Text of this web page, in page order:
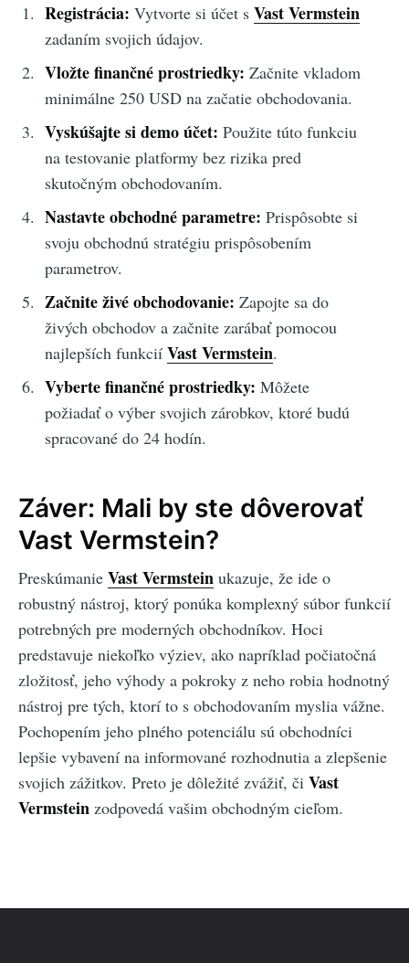
Registrácia: Vytvorte si účet s Vast Vermstein
zadaním svojich údajov.
Vložte finančné prostriedky: Začnite vkladom
minimálne 250 USD na začatie obchodovania.
Vyskúšajte si demo účet: Použite túto funkciu
na testovanie platformy bez rizika pred
skutočným obchodovaním.
Nastavte obchodné parametre: Prispôsobte si
svoju obchodnú stratégiu prispôsobením
parametrov.
Začnite živé obchodovanie: Zapojte sa do
živých obchodov a začnite zarábať pomocou
najlepších funkcií Vast Vermstein.
Vyberte finančné prostriedky: Môžete
požiadať o výber svojich zárobkov, ktoré budú
spracované do 24 hodín.
Záver: Mali by ste dôverovať
Vast Vermstein?
Preskúmanie Vast Vermstein ukazuje, že ide o
robustný nástroj, ktorý ponúka komplexný súbor funkcií
potrebných pre moderných obchodníkov. Hoci
predstavuje niekoľko výziev, ako napríklad počiatočná
zložitosť, jeho výhody a pokroky z neho robia hodnotný
nástroj pre tých, ktorí to s obchodovaním myslia vážne.
Pochopením jeho plného potenciálu sú obchodníci
lepšie vybavení na informované rozhodnutia a zlepšenie
svojich zážitkov. Preto je dôležité zvážiť, či Vast
Vermstein zodpovedá vašim obchodným cieľom.